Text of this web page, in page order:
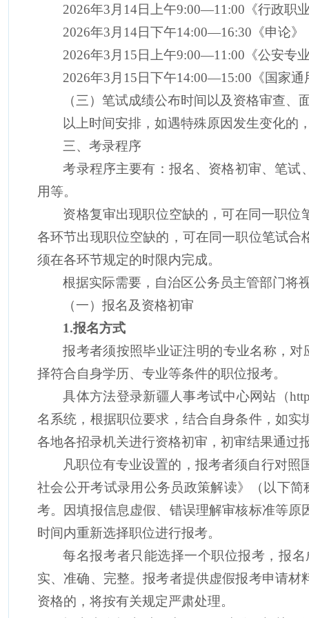
2026年3 月 14日上午9:00—11:00 《行政职
2026年3 月 14日下午14:00—16:30 《申论》
2026年3 月 15 日上午9:00—11:00 《公安专
2026年3 月 15 日下午14:00—15:00 《国家
（三）笔试成绩公布时间以及资格审查、
以上时间安排，如遇特殊原因发生变化的
三、考录程序
考录程序主要有：报名、资格初审、笔试
用等。
资格复审出现职位空缺的，可在同一职位
各环节出现职位空缺的， 可在同一职位笔试合
须在各环节规定的时限内完成。
根据实际需要，自治区公务员主管部门将
（一）报名及资格初审
1.报名方式
报考者须按照毕业证注明的专业名称，对
择符合自身学历、专业等条件的职位报考。
具体方法登录新疆 人事考试中心网站（
名系统，根据职位要求，结合自身条件，如
各地各招录机关进行资格初审，初审结果通过
凡职位有专业设置的， 报考者须自行对照
社会公开考试录用公务员政策解读》（以下
考。因填报信息虚假、错误理解审核标准等原
时间内重新选择职位进行报考。
每名报考者只能选择一个职位报考，报
实、准确、完整。报考者提供虚假报考申请
资格的，将按有关规定严肃处理。